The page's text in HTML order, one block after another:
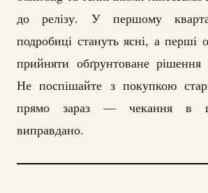
до релізу. У першому
подробиці стануть ясні, а перші
прийняти обґрунтоване
Не поспішайте з покупкою
прямо зараз — чекання в
виправдано.